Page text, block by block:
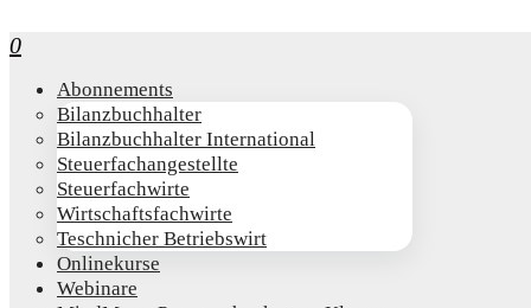
0
Abon­ne­ments
Bilanz­buch­hal­ter
Bilanz­buch­hal­ter International
Steu­er­fach­an­ge­stell­te
Steu­er­fach­wir­te
Wirt­schafts­fach­wir­te
Teschni­cher Betriebswirt
Online­kur­se
Web­i­na­re